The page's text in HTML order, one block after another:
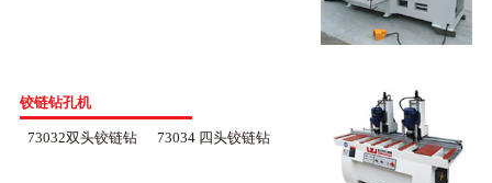
铰链钻孔机
73032双头铰链钻 73034 四头铰链钻